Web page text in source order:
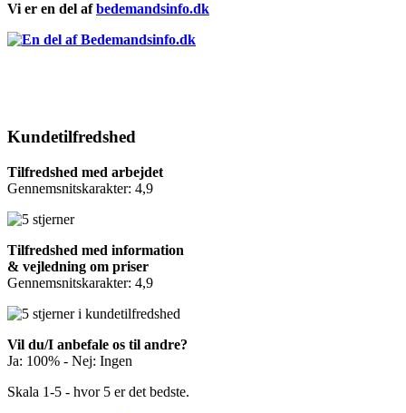
Vi er en del afbedemandsinfo.dk
Kundetilfredshed
Tilfredshed med arbejdet
Gennemsnitskarakter: 4,9
Tilfredshed med information
& vejledning om priser
Gennemsnitskarakter: 4,9
Vil du/I anbefale os til andre?
Ja: 100% - Nej: Ingen
Skala 1-5 - hvor 5 er det bedste.